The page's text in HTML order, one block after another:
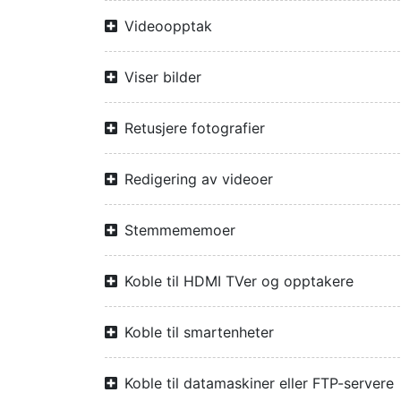
Videoopptak
Viser bilder
Retusjere fotografier
Redigering av videoer
Stemmememoer
Koble til HDMI TVer og opptakere
Koble til smartenheter
Koble til datamaskiner eller FTP-servere